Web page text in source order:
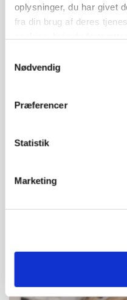
oplysninger, du har givet
fra din brug af deres
Nødvendig
Præferencer
Statistik
Marketing
MARKED
Uændret notering:
presset marked for